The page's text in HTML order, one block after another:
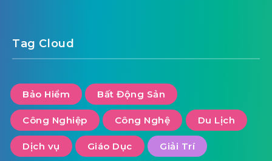
Tag Cloud
Bảo Hiểm Bất Động Sản
Công Nghiệp Công Nghệ Du Lịch
Dịch vụ Giáo Dục Giải Trí